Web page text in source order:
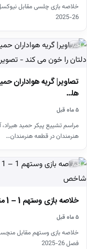
خلاصه بازی چلسی مقابل
26-2025
اخبار
تصاویر| گریه هواداران
ها…
۵ ماه قبل
مراسم تشییع پیکر حمید
هنرمندان در قطعه هنرمندان…
اخبار
خلاصه بازی وستهم 1 – 1 منچسترسیتی (لیگ برتر انگلیس)
۵ ماه قبل
خلاصه بازی وستهم مقابل
فصل 26-2025